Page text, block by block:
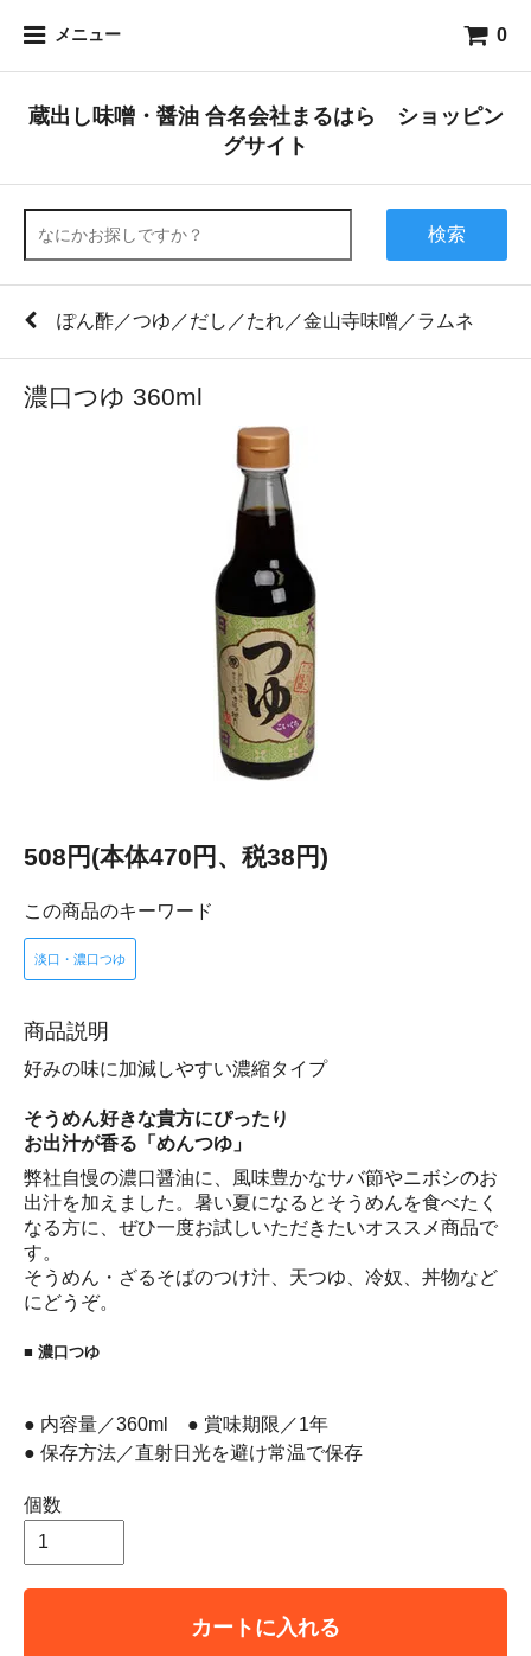
メニュー 0
蔵出し味噌・醤油 合名会社まるはら ショッピン
グサイト
検索
ぽん酢／つゆ／だし／たれ／金山寺味噌／ラムネ
濃口つゆ 360ml
508円(本体470円、税38円)
この商品のキーワード
淡口・濃口つゆ
商品説明
好みの味に加減しやすい濃縮タイプ
そうめん好きな貴方にぴったり
お出汁が香る「めんつゆ」
弊社自慢の濃口醤油に、風味豊かなサバ節やニボシのお
出汁を加えました。暑い夏になるとそうめんを食べたく
なる方に、ぜひ一度お試しいただきたいオススメ商品で
す。
そうめん・ざるそばのつけ汁、天つゆ、冷奴、丼物など
にどうぞ。
■ 濃口つゆ
● 内容量／360ml ● 賞味期限／1年
● 保存方法／直射日光を避け常温で保存
個数
カートに入れる